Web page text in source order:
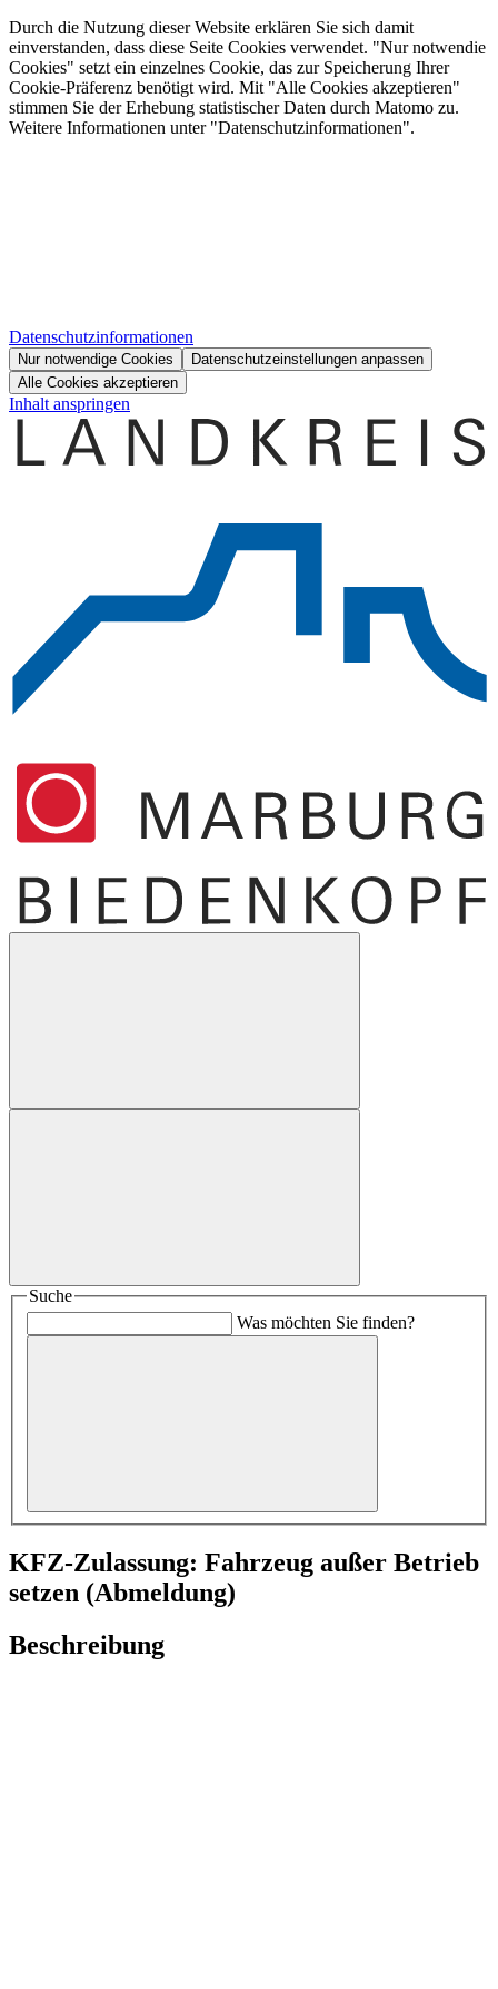
Durch die Nutzung dieser Website erklären Sie sich damit
einverstanden, dass diese Seite Cookies verwendet. "Nur notwendie
Cookies" setzt ein einzelnes Cookie, das zur Speicherung Ihrer
Cookie-Präferenz benötigt wird. Mit "Alle Cookies akzeptieren"
stimmen Sie der Erhebung statistischer Daten durch Matomo zu.
Weitere Informationen unter "Datenschutzinformationen".
Datenschutzinformationen
Nur notwendige Cookies
Datenschutzeinstellungen anpassen
Alle Cookies akzeptieren
Inhalt anspringen
Suche
Was möchten Sie finden?
KFZ-Zulassung: Fahrzeug außer Betrieb
setzen (Abmeldung)
Beschreibung